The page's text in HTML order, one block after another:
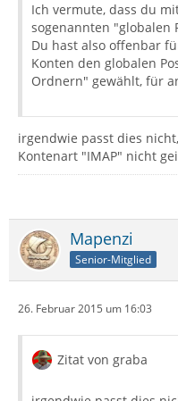
Ich vermute, dass du
sogenannten "globalen
Du hast also offenbar
Konten den globalen
Ordnern" gewählt, für
irgendwie passt dies
Kontenart "IMAP" nicht
Mapenzi
Senior-Mitglied
26. Februar 2015 um 16:03
Zitat von graba